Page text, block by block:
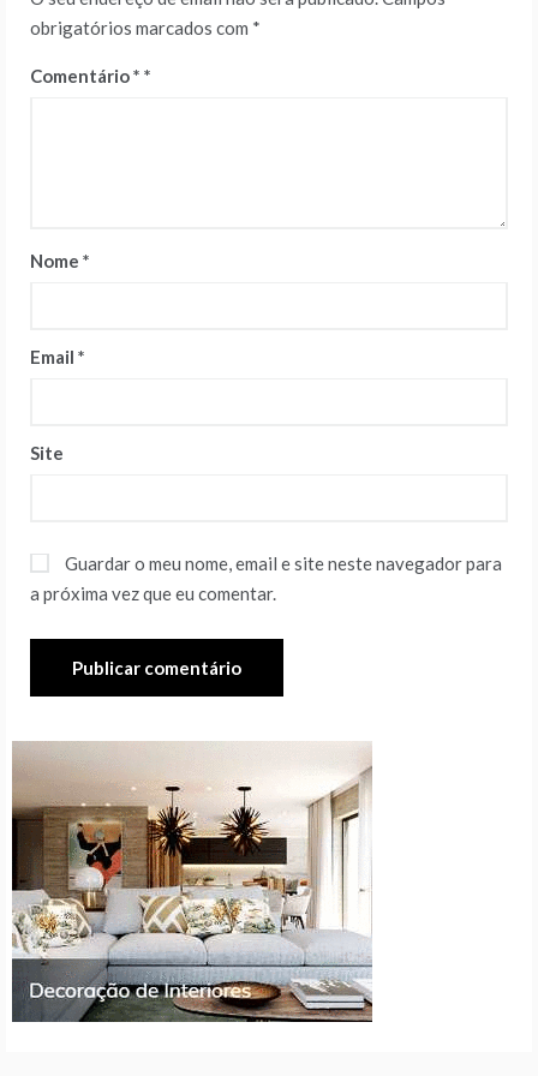
obrigatórios marcados com *
Comentário*
Nome *
Email *
Site
Guardar o meu nome, email e site neste navegador para
a próxima vez que eu comentar.